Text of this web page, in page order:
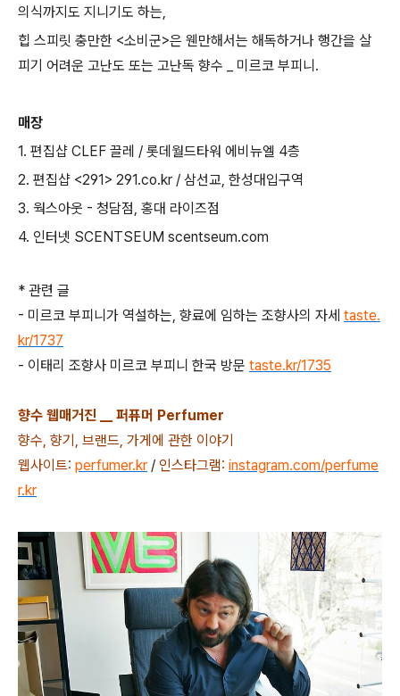
의식까지도 지니기도 하는,
힙 스피릿 충만한 <소비군>은 웬만해서는 해독하거나 행간을 살
피기 어려운 고난도 또는 고난독 향수 _ 미르코 부피니.
매장
1. 편집샵 CLEF 끌레 / 롯데월드타워 에비뉴엘 4층
2. 편집샵 <291> 291.co.kr / 삼선교, 한성대입구역
3. 웍스아웃 - 청담점, 홍대 라이즈점
4. 인터넷 SCENTSEUM scentseum.com
* 관련 글
- 미르코 부피니가 역설하는, 향료에 임하는 조향사의 자세 taste.
kr/1737
- 이태리 조향사 미르코 부피니 한국 방문 taste.kr/1735
향수 웹매거진 __ 퍼퓨머 Perfumer
향수, 향기, 브랜드, 가게에 관한 이야기
웹사이트: perfumer.kr / 인스타그램: instagram.com/perfume
r.kr